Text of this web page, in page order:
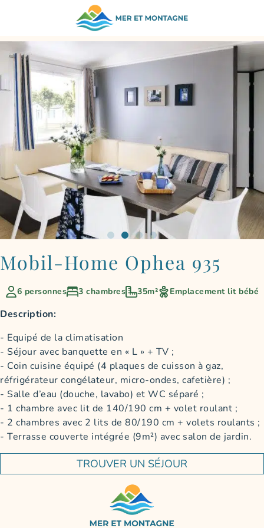
REVENIR AUX HÉBERGEMENTS
Mobil-Home Ophea 935
6 personnes 3 chambres 35m² Emplacement lit bébé
Description:
Equipé de la climatisation
Séjour avec banquette en « L » + TV ;
Coin cuisine équipé (4 plaques de cuisson à gaz,
réfrigérateur congélateur, micro-ondes, cafetière) ;
Salle d’eau (douche, lavabo) et WC séparé ;
1 chambre avec lit de 140/190 cm + volet roulant ;
2 chambres avec 2 lits de 80/190 cm + volets roulants ;
Terrasse couverte intégrée (9m²) avec salon de jardin.
TROUVER UN SÉJOUR